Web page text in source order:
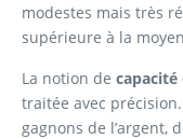
modestes mais très
supérieure à la
La notion de
traitée avec
gagnons de l’argent,